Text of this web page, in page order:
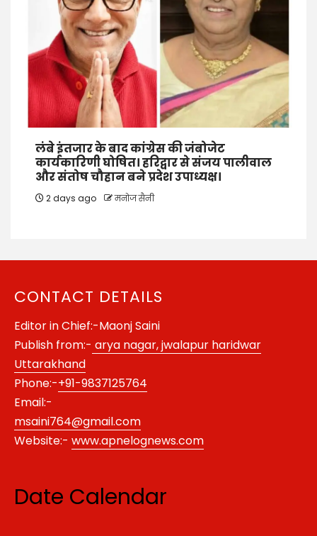
लंबे इंतजार के बाद कांग्रेस की जंबोजेट
कार्यकारिणी घोषित। हरिद्वार से संजय पालीवाल
और संतोष चौहान बने प्रदेश उपाध्यक्ष।
2 days ago मनोज सैनी
CONTACT DETAILS
Editor in Chief:-Maonj Saini
Publish from:- arya nagar, jwalapur haridwar
Uttarakhand
Phone:-+91-9837125764
Email:-
msaini764@gmail.com
Website:- www.apnelognews.com
Date Calendar